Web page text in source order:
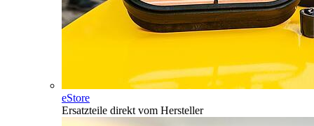
eStore
Ersatzteile direkt vom Hersteller